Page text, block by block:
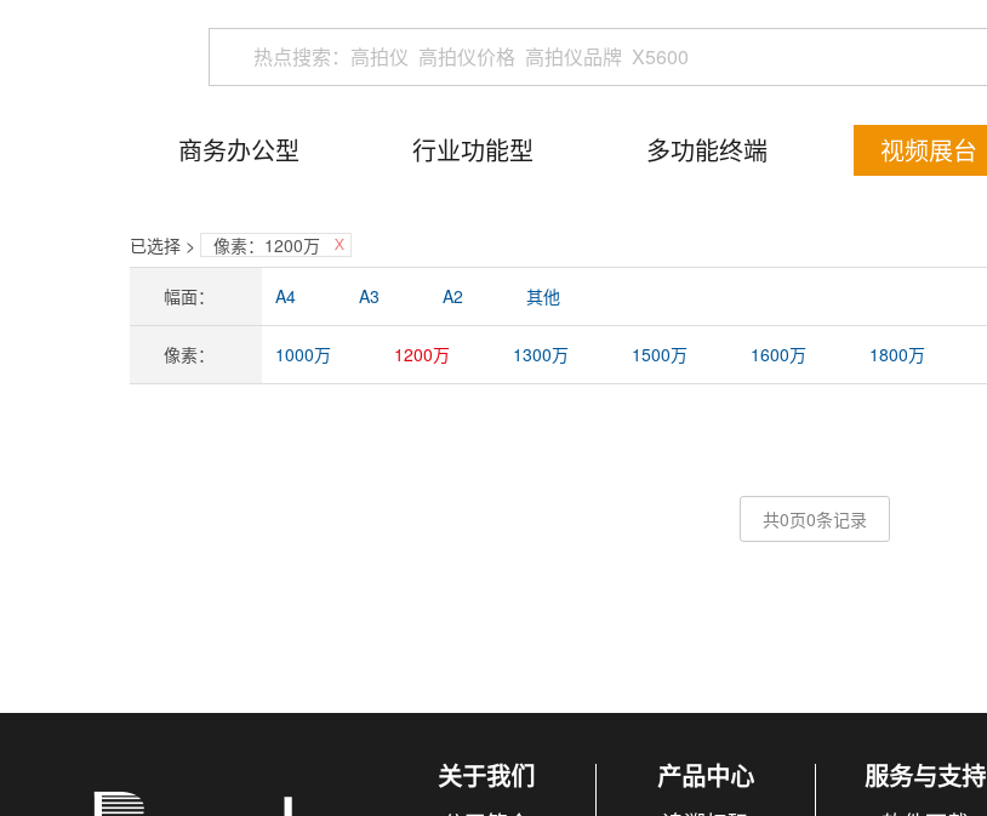
商务办公型 行业功能型 多功能终端 视频展台
已选择 > 像素：1200万
幅面： A4 A3 A2 其他
像素： 1000万 1200万 1300万 1500万 1600万 1800万
共0页0条记录
关于我们 产品中心 服务与支持